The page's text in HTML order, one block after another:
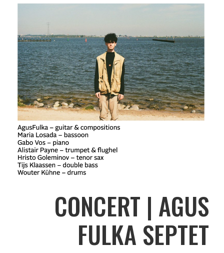
CONCERT | AGUS
FULKA SEPTET